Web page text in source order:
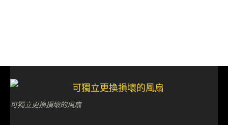
可獨立更換損壞的風扇